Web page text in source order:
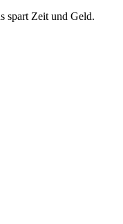
spart Zeit und Geld.